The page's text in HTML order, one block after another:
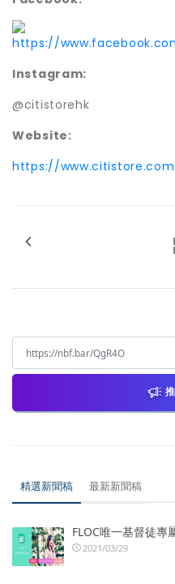
https://
Instagram:
@citistorehk
Website:
https://
精選新聞稿 最新新聞稿
FLOC唯一基督徒專
2021/03/29